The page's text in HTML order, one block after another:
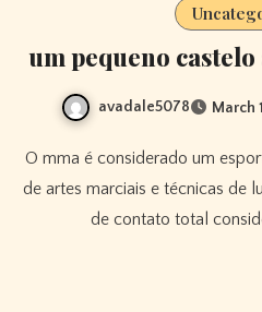
um pequeno
avadale5078 March
O mma é considerado um esporte e deriva de uma variedade
de artes marciais e técnicas de
de contato total